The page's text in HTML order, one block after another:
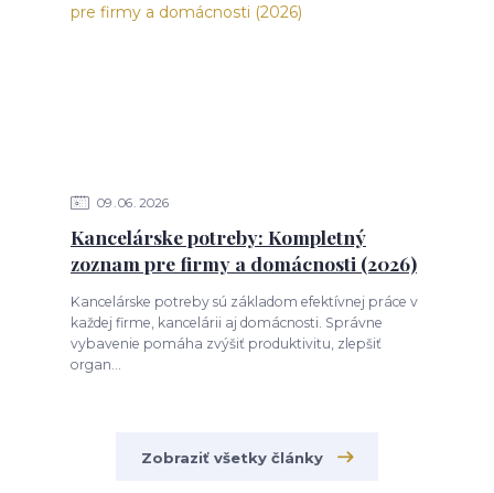
09 06 2026
Kancelárske potreby: Kompletný
zoznam pre firmy a domácnosti (2026)
Kancelárske potreby sú základom efektívnej práce v
každej firme, kancelárii aj domácnosti. Správne
vybavenie pomáha zvýšiť produktivitu, zlepšiť
organ...
Zobraziť všetky články